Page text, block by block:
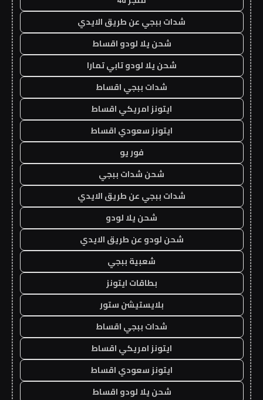
شدات ببجي عن طريق الايدي
شحن يلا لودو اقساط
شحن يلا لودو تابي تمارا
شدات ببجي اقساط
ايتونز امريكي اقساط
ايتونز سعودي اقساط
فور يو
شحن شدات ببجي
شدات ببجي عن طريق الايدي
شحن يلا لودو
شحن لودو عن طريق الايدي
شعبية ببجي
بطاقات ايتونز
بلايستيشن ستور
شدات ببجي اقساط
ايتونز امريكي اقساط
ايتونز سعودي اقساط
شحن يلا لودو اقساط